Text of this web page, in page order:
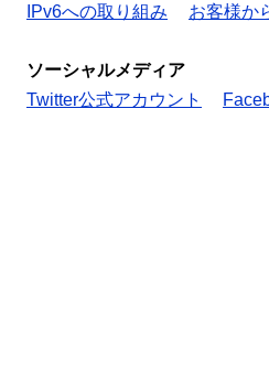
IPv6への取り組み
お客様か
ソーシャルメディア
Twitter公式アカウント